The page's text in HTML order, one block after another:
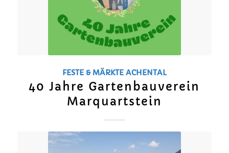
FESTE & MÄRKTE ACHENTAL
40 Jahre Gartenbauverein
Marquartstein